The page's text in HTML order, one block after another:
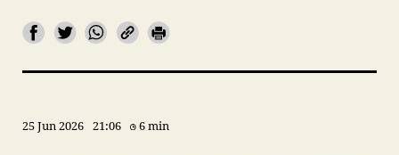
25 Jun 2026 21:06 6 min